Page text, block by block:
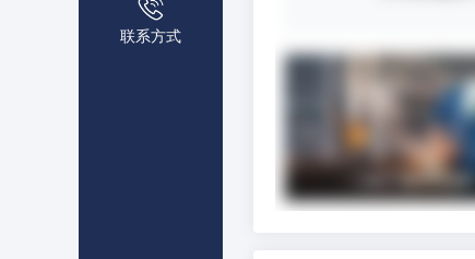
联系方式